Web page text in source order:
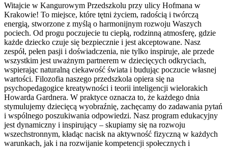
Witajcie w Kangurowym Przedszkolu przy ulicy Hofmana w
Krakowie! To miejsce, które tętni życiem, radością i twórczą
energią, stworzone z myślą o harmonijnym rozwoju Waszych
pociech. Od progu poczujecie tu ciepłą, rodzinną atmosferę, gdzie
każde dziecko czuje się bezpiecznie i jest akceptowane. Nasz
zespół, pełen pasji i doświadczenia, nie tylko inspiruje, ale przede
wszystkim jest uważnym partnerem w dziecięcych odkryciach,
wspierając naturalną ciekawość świata i budując poczucie własnej
wartości. Filozofia naszego przedszkola opiera się na
psychopedagogice kreatywności i teorii inteligencji wielorakich
Howarda Gardnera. W praktyce oznacza to, że każdego dnia
stymulujemy dziecięcą wyobraźnię, zachęcamy do zadawania pytań
i wspólnego poszukiwania odpowiedzi. Nasz program edukacyjny
jest dynamiczny i inspirujący – skupiamy się na rozwoju
wszechstronnym, kładąc nacisk na aktywność fizyczną w każdych
warunkach, jak i na rozwijanie kompetencji społecznych i